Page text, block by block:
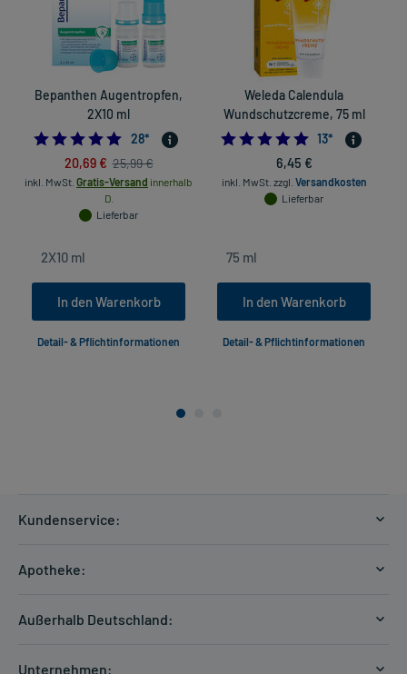
Bepanthen Augentropfen,
2X10 ml
5.0
28*
20,69 € 25,99 €
inkl. MwSt. Gratis-Versand innerhalb
D.
Lieferbar
In den Warenkorb
Detail- & Pflichtinformationen
Weleda Calendula
Wundschutzcreme, 75 ml
13*
6,45 €
inkl. MwSt. zzgl. Versandkosten
Lieferbar
In den Warenkorb
Detail- & Pflichtinformationen
Kundenservice:
Zahlungsarten
Hilfe
Apotheke:
Außerhalb Deutschland:
Unternehmen: